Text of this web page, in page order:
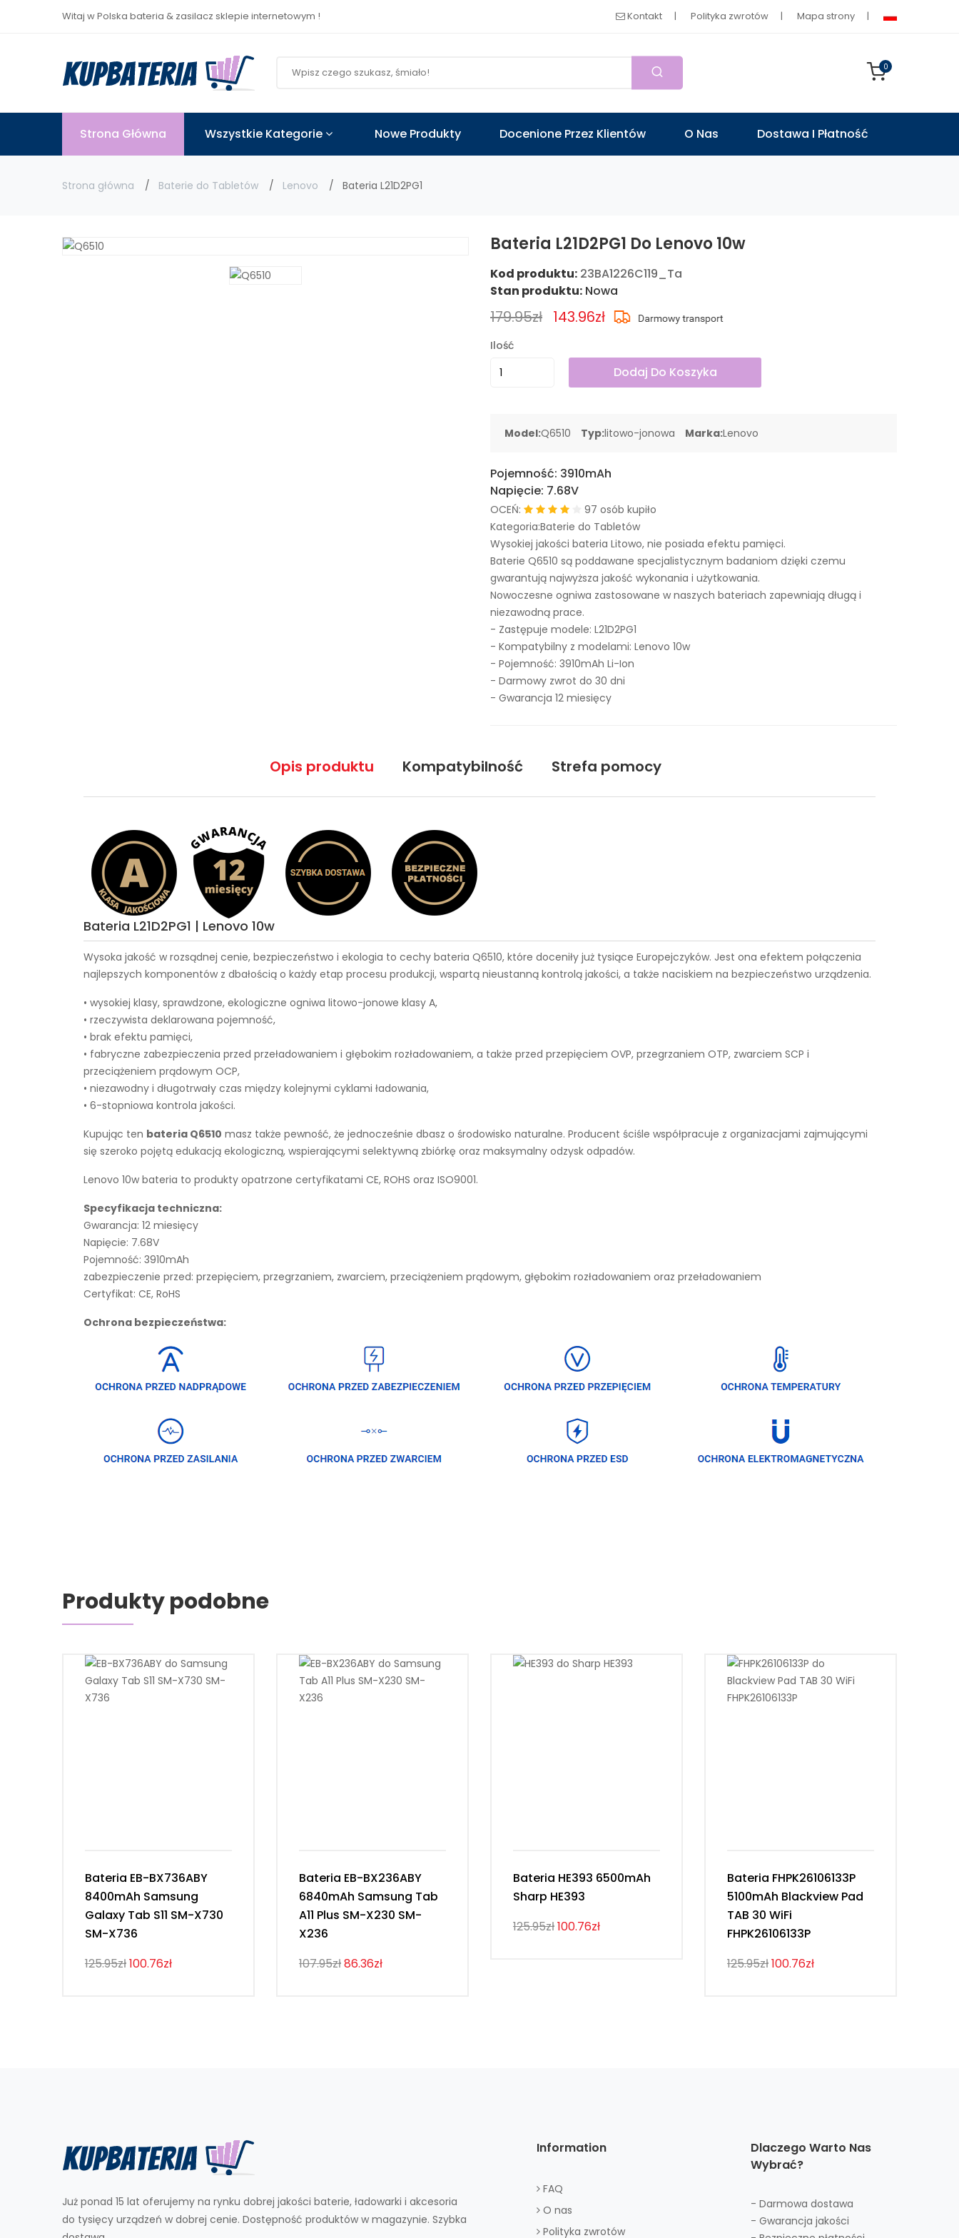
Witaj w Polska bateria & zasilacz sklepie internetowym ! Kontakt Polityka zwrotów Mapa strony
0
Strona Główna Wszystkie Kategorie Nowe Produkty Docenione Przez Klientów O Nas Dostawa I Płatność
Strona główna Baterie do Tabletów Lenovo Bateria L21D2PG1
Bateria L21D2PG1 Do Lenovo 10w
Kod produktu: 23BA1226C119_Ta
Stan produktu: Nowa
179.95zł 143.96zł
Ilość
Dodaj Do Koszyka
Model:Q6510 Typ:litowo-jonowa Marka:Lenovo
Pojemność: 3910mAh
Napięcie: 7.68V
OCEŃ:
97 osób kupiło
Kategoria:Baterie do Tabletów
Wysokiej jakości bateria Litowo, nie posiada efektu pamięci.
Baterie Q6510 są poddawane specjalistycznym badaniom dzięki czemu
gwarantują najwyższa jakość wykonania i użytkowania.
Nowoczesne ogniwa zastosowane w naszych bateriach zapewniają długą i
niezawodną prace.
- Zastępuje modele: L21D2PG1
- Kompatybilny z modelami: Lenovo 10w
- Pojemność: 3910mAh Li-Ion
- Darmowy zwrot do 30 dni
- Gwarancja 12 miesięcy
Opis produktu Kompatybilność Strefa pomocy
Bateria L21D2PG1 | Lenovo 10w
Wysoka jakość w rozsądnej cenie, bezpieczeństwo i ekologia to cechy bateria Q6510, które doceniły już tysiące Europejczyków. Jest ona efektem połączenia
najlepszych komponentów z dbałością o każdy etap procesu produkcji, wspartą nieustanną kontrolą jakości, a także naciskiem na bezpieczeństwo urządzenia.
• wysokiej klasy, sprawdzone, ekologiczne ogniwa litowo-jonowe klasy A,
• rzeczywista deklarowana pojemność,
• brak efektu pamięci,
• fabryczne zabezpieczenia przed przeładowaniem i głębokim rozładowaniem, a także przed przepięciem OVP, przegrzaniem OTP, zwarciem SCP i
przeciążeniem prądowym OCP,
• niezawodny i długotrwały czas między kolejnymi cyklami ładowania,
• 6-stopniowa kontrola jakości.
Kupując ten bateria Q6510 masz także pewność, że jednocześnie dbasz o środowisko naturalne. Producent ściśle współpracuje z organizacjami zajmującymi
się szeroko pojętą edukacją ekologiczną, wspierającymi selektywną zbiórkę oraz maksymalny odzysk odpadów.
Lenovo 10w bateria to produkty opatrzone certyfikatami CE, ROHS oraz ISO9001.
Specyfikacja techniczna:
Gwarancja: 12 miesięcy
Napięcie: 7.68V
Pojemność: 3910mAh
zabezpieczenie przed: przepięciem, przegrzaniem, zwarciem, przeciążeniem prądowym, głębokim rozładowaniem oraz przeładowaniem
Certyfikat: CE, RoHS
Ochrona bezpieczeństwa:
Produkty podobne
Bateria EB-BX736ABY
8400mAh Samsung
Galaxy Tab S11 SM-X730
SM-X736
125.95zł100.76zł
Bateria EB-BX236ABY
6840mAh Samsung Tab
A11 Plus SM-X230 SM-
X236
107.95zł86.36zł
Bateria HE393 6500mAh
Sharp HE393
125.95zł100.76zł
Bateria FHPK26106133P
5100mAh Blackview Pad
TAB 30 WiFi
FHPK26106133P
125.95zł100.76zł
Już ponad 15 lat oferujemy na rynku dobrej jakości baterie, ładowarki i akcesoria
do tysięcy urządzeń w dobrej cenie. Dostępność produktów w magazynie. Szybka
Information
FAQ
O nas
Polityka zwrotów
Dlaczego Warto Nas
Wybrać?
- Darmowa dostawa
- Gwarancja jakości